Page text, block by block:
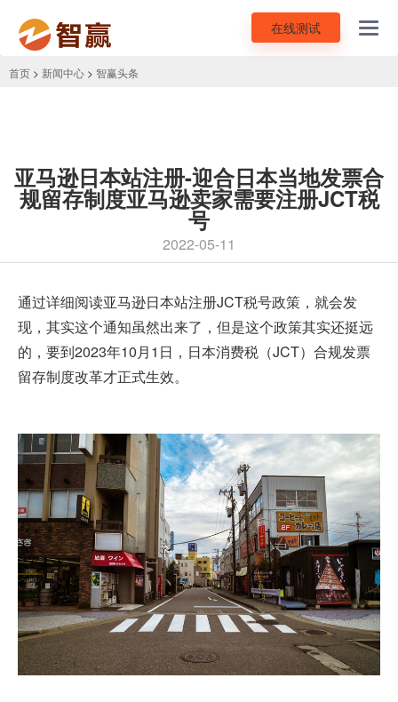
在线测试
首页 > 新闻中心 > 智赢头条
亚马逊日本站注册-迎合日本当地发票合
规留存制度亚马逊卖家需要注册JCT税
号
2022-05-11
通过详细阅读亚马逊日本站注册JCT税号政策，就会发
现，其实这个通知虽然出来了，但是这个政策其实还挺远
的，要到2023年10月1日，日本消费税（JCT）合规发票
留存制度改革才正式生效。